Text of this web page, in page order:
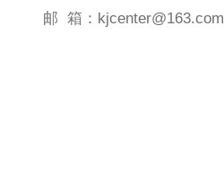
邮 箱：kjcenter@163.com